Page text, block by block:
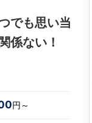
でも思い当
係ない！
円～